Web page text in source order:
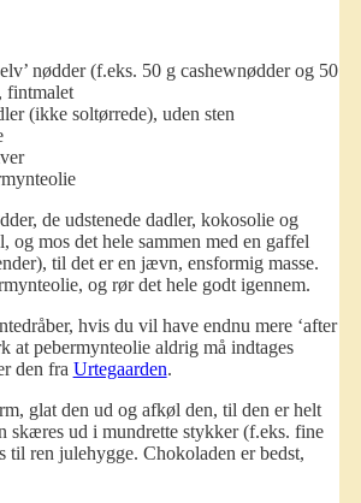
nødder (f.eks. 50 g cashewnødder og 50
fintmalet
(ikke soltørrede), uden sten
de udstenede dadler, kokosolie og
og mos det hele sammen med en gaffel
til det er en jævn, ensformig masse.
og rør det hele godt igennem.
hvis du vil have endnu mere ‘after
at pebermynteolie aldrig må indtages
den fra Urtegaarden.
glat den ud og afkøl den, til den er helt
skæres ud i mundrette stykker (f.eks. fine
til ren julehygge. Chokoladen er bedst,